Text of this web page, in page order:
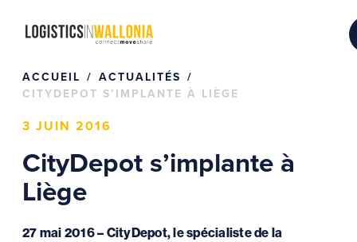
ACCUEIL
ACTUALITÉS
CITYDEPOT S’IMPLANTE À LIÈGE
3 JUIN 2016
CityDepot s’implante à
Liège
27 mai 2016 – CityDepot, le spécialiste de la